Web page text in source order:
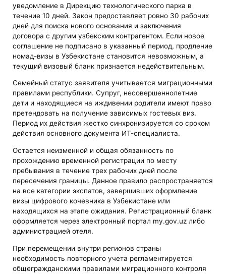
уведомление в Дирекцию технологического парка в
течение 10 дней. Закон предоставляет ровно 30 рабочих
дней для поиска нового основания и заключения
договора с другим узбекским контрагентом. Если новое
соглашение не подписано в указанный период, продление
номад-визы в Узбекистане становится невозможным, а
текущий визовый бланк признается недействительным.
Семейный статус заявителя учитывается миграционными
правилами республики. Супруг, несовершеннолетние
дети и находящиеся на иждивении родители имеют право
претендовать на получение зависимых гостевых виз.
Период их действия жестко синхронизируется со сроком
действия основного документа ИТ-специалиста.
Остается неизменной и общая обязанность по
прохождению временной регистрации по месту
пребывания в течение трех рабочих дней после
пересечения границы. Данное правило распространяется
на все категории экспатов, завершивших оформление
визы цифрового кочевника в Узбекистане или
находящихся на этапе ожидания. Регистрационный бланк
оформляется через электронный портал my.gov.uz либо
администрацией отеля.
При перемещении внутри регионов страны
необходимость повторного учета регламентируется
общегражданскими правилами миграционного контроля